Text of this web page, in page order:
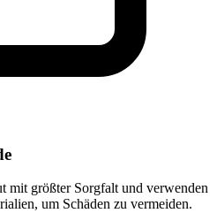
mit größter Sorgfalt und verwenden
um Schäden zu vermeiden.